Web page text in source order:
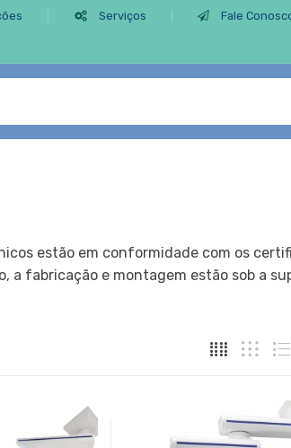
Serviços Fale
estão em conformidade com os
a fabricação e montagem estão sob a